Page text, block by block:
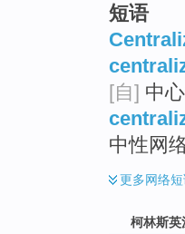
短语
[自] 中
中性网
更多网络
柯林斯英